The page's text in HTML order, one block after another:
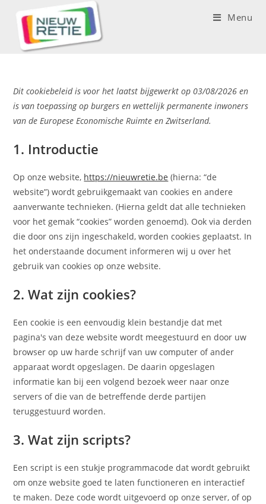
Menu
Dit cookiebeleid is voor het laatst bijgewerkt op 03/08/2026 en
is van toepassing op burgers en wettelijk permanente inwoners
van de Europese Economische Ruimte en Zwitserland.
1. Introductie
Op onze website, https://nieuwretie.be (hierna: “de
website”) wordt gebruikgemaakt van cookies en andere
aanverwante technieken. (Hierna geldt dat alle technieken
voor het gemak “cookies” worden genoemd). Ook via derden
die door ons zijn ingeschakeld, worden cookies geplaatst. In
het onderstaande document informeren wij u over het
gebruik van cookies op onze website.
2. Wat zijn cookies?
Een cookie is een eenvoudig klein bestandje dat met
pagina's van deze website wordt meegestuurd en door uw
browser op uw harde schrijf van uw computer of ander
apparaat wordt opgeslagen. De daarin opgeslagen
informatie kan bij een volgend bezoek weer naar onze
servers of die van de betreffende derde partijen
teruggestuurd worden.
3. Wat zijn scripts?
Een script is een stukje programmacode dat wordt gebruikt
om onze website goed te laten functioneren en interactief
te maken. Deze code wordt uitgevoerd op onze server, of op